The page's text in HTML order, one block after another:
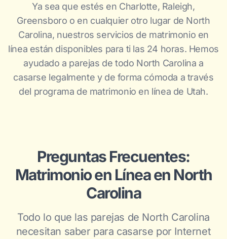
Ya sea que estés en Charlotte, Raleigh,
Greensboro o en cualquier otro lugar de North
Carolina, nuestros servicios de matrimonio en
línea están disponibles para ti las 24 horas. Hemos
ayudado a parejas de todo North Carolina a
casarse legalmente y de forma cómoda a través
del programa de matrimonio en línea de Utah.
Preguntas Frecuentes:
Matrimonio en Línea en North
Carolina
Todo lo que las parejas de North Carolina
necesitan saber para casarse por Internet